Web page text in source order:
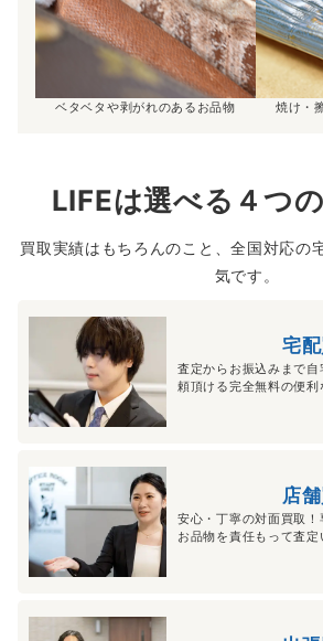
ベタベタや剥がれのあるお品物 焼け・
LIFEは選べる４つ
買取実績はもちろんのこと、全国対応の
気です。
宅
査定からお振込みまで
頼頂ける完全無料の便利
店
安心・丁寧の対面買取
お品物を責任もって査定